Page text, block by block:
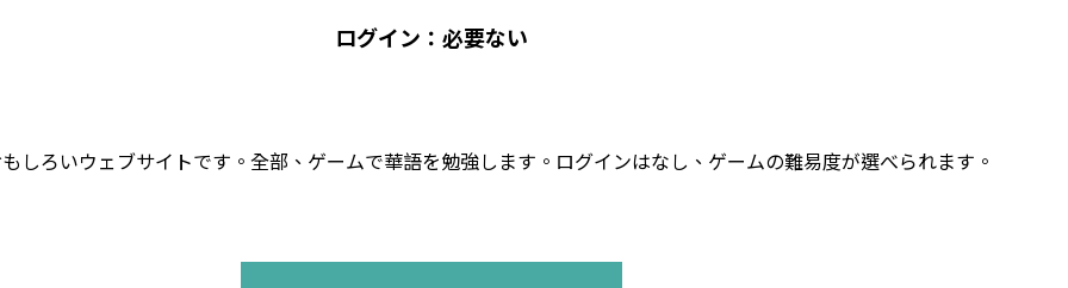
ログイン：必要ない
しろいウェブサイトです。全部、ゲームで華語を勉強します。ログインはなし、ゲームの難易度が選べられます。